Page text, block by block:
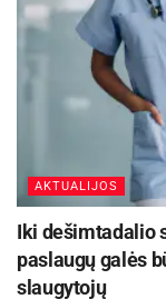
į
savo
reikiamą
kaip
krašto
AKTUALIJOS
Iki dešimtadalio
paslaugų galės
slaugytojų